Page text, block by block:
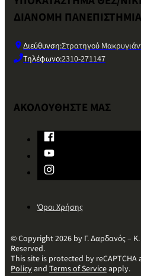
ΔΙΑΝΟΜΗ
Διεύθυνση:Στρατηγού
Τηλέφωνο:2310-271147
ΑΚΟΛΟΥΘΗΣΤΕ ΜΑΣ
Όροι Χρήσης
© Copyright 2026 by Γ. Δαρδανός –
Reserved.
This site is protected by
Policyand Terms of Serviceapply.